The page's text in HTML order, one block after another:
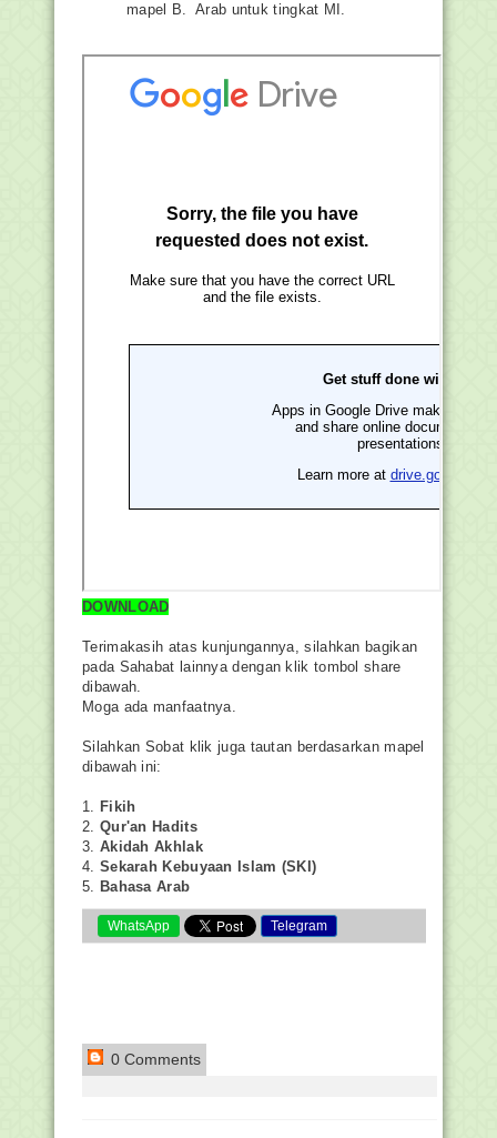
mapel B. Arab untuk tingkat MI.
DOWNLOAD
Terimakasih atas kunjungannya, silahkan bagikan
pada Sahabat lainnya dengan klik tombol share
dibawah.
Moga ada manfaatnya.
Silahkan Sobat klik juga tautan berdasarkan mapel
dibawah ini:
1. Fikih
2. Qur'an Hadits
3. Akidah Akhlak
4. Sekarah Kebuyaan Islam (SKI)
5. Bahasa Arab
WhatsApp Telegram
0 Comments